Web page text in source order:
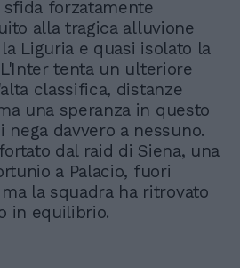
forzatamente
alla tragica alluvione
Liguria e quasi isolato la
tenta un ulteriore
classifica, distanze
una speranza in questo
nega davvero a nessuno.
dal raid di Siena, una
a Palacio, fuori
la squadra ha ritrovato
in equilibrio.